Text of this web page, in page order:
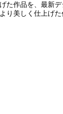
た作品を、最新デ
り美しく仕上げた